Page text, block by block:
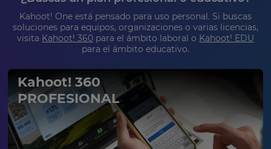
Kahoot! One está pensado para uso personal. Si buscas
soluciones para equipos, organizaciones o varias licencias,
visita Kahoot! 360 para el ámbito laboral o Kahoot! EDU
para el ámbito educativo.
Kahoot! 360
PROFESIONAL
pricing
across
the
Cancel
Save
Settings